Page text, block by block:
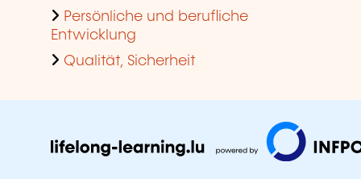
Persönliche und berufliche
Entwicklung
Qualität, Sicherheit